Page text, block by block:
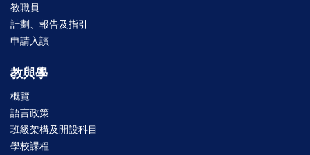
教職員
計劃、報告及指引
申請入讀
教與學
概覽
語言政策
班級架構及開設科目
學校課程